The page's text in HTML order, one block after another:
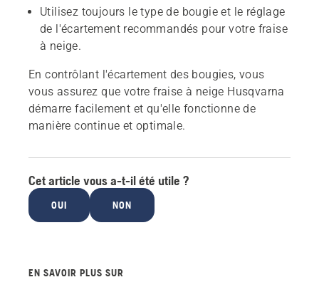
Utilisez toujours le type de bougie et le réglage
de l'écartement recommandés pour votre fraise
à neige.
En contrôlant l'écartement des bougies, vous
vous assurez que votre fraise à neige Husqvarna
démarre facilement et qu'elle fonctionne de
manière continue et optimale.
Cet article vous a-t-il été utile ?
OUI NON
EN SAVOIR PLUS SUR